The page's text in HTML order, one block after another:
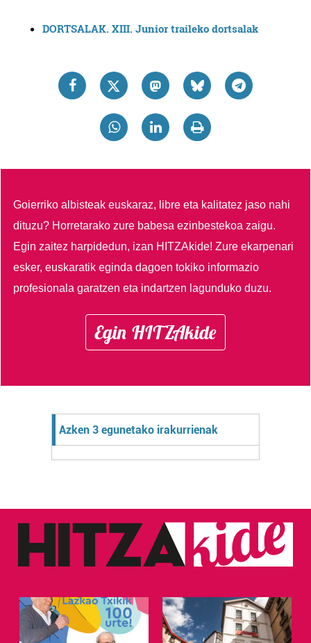
DORTSALAK. XIII. Junior traileko dortsalak
Goierriko albisteak euskaraz, libre eta kalitatez jaso nahi
dituzu? Horretarako zure babesa ezinbestekoa zaigu.
Egin zaitez harpidedun, izan HITZAkide!Zure ekarpenari
esker, euskaratik eginda dagoen tokiko informazio
profesionala garatzen eta indartzen lagunduko duzu.
Egin HITZAkide
Azken 3 egunetako irakurrienak